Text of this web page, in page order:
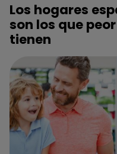
Los hogares
son los que
tienen